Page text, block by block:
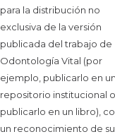
para la distribución no
exclusiva de la versión
publicada del trabajo de
Odontología Vital (por
ejemplo, publicarlo en
repositorio institucional o
publicarlo en un libro),
un reconocimiento de su